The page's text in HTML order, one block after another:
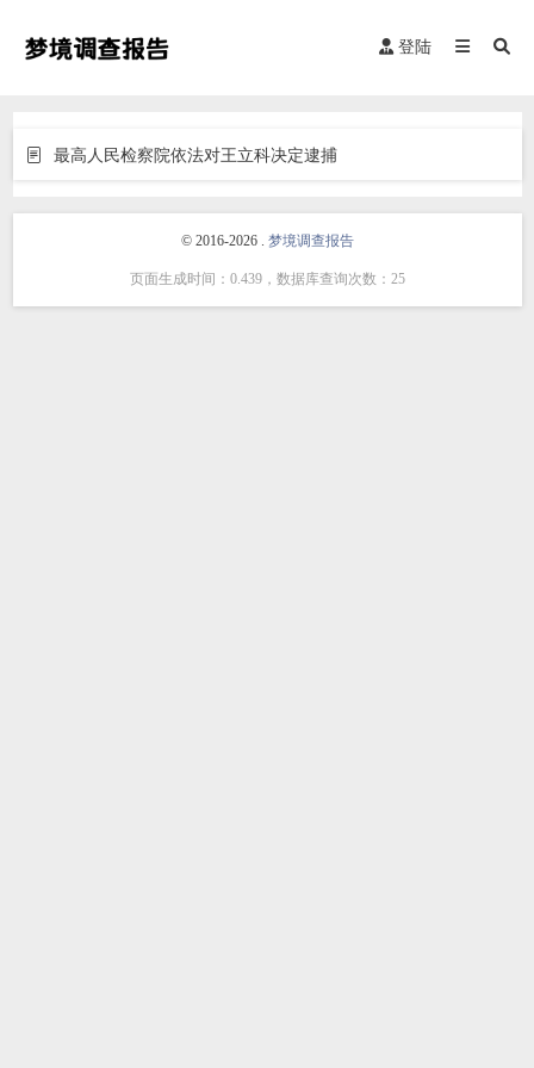
登陆
最高人民检察院依法对王立科决定逮捕
© 2016-2026 . 梦境调查报告
页面生成时间：0.439，数据库查询次数：25